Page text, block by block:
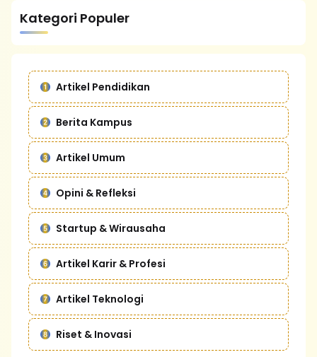
Kategori Populer
Artikel Pendidikan
Berita Kampus
Artikel Umum
Opini & Refleksi
Startup & Wirausaha
Artikel Karir & Profesi
Artikel Teknologi
Riset & Inovasi